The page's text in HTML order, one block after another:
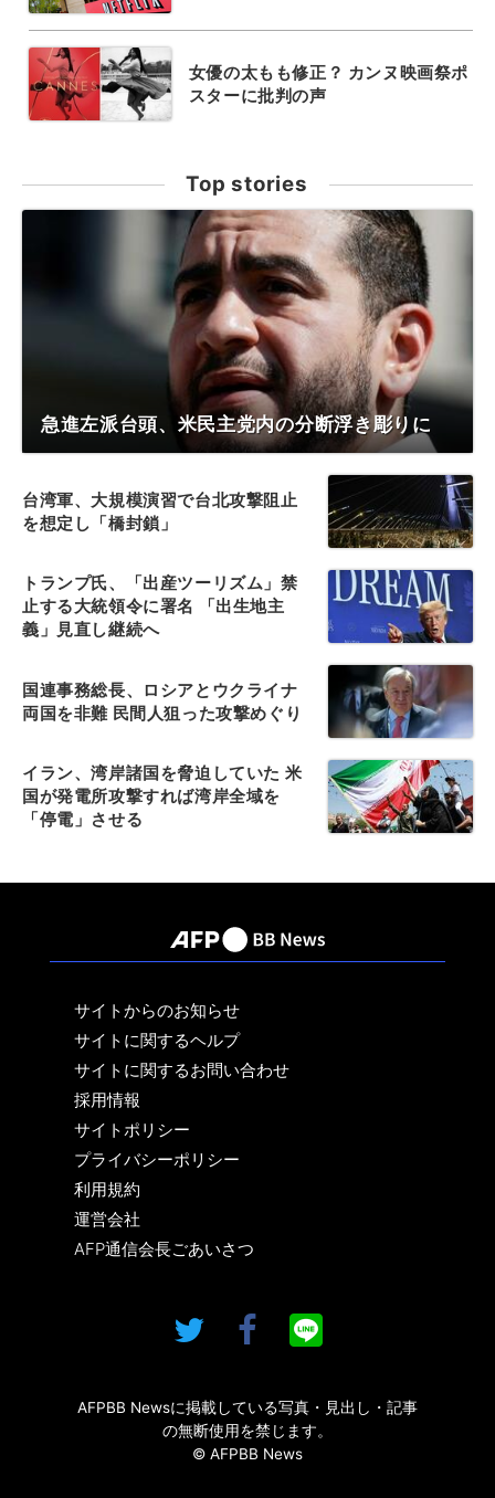
女優の太もも修正？ カンヌ映画祭ポ
スターに批判の声
Top stories
急進左派台頭、米民主党内の分断浮き彫りに
台湾軍、大規模演習で台北攻撃阻止
を想定し「橋封鎖」
トランプ氏、「出産ツーリズム」禁
止する大統領令に署名 「出生地主
義」見直し継続へ
国連事務総長、ロシアとウクライナ
両国を非難 民間人狙った攻撃めぐり
イラン、湾岸諸国を脅迫していた 米
国が発電所攻撃すれば湾岸全域を
「停電」させる
サイトからのお知らせ
サイトに関するヘルプ
サイトに関するお問い合わせ
採用情報
サイトポリシー
プライバシーポリシー
利用規約
運営会社
AFP通信会長ごあいさつ
AFPBB Newsに掲載している写真・見出し・記事
の無断使用を禁じます。
© AFPBB News